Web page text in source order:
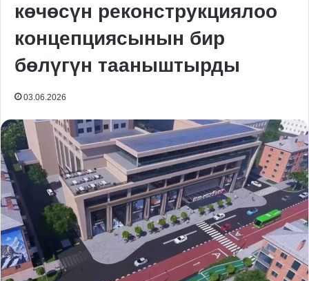
көчөсүн реконструкциялоо
концепциясынын бир
бөлүгүн тааныштырды
03.06.2026